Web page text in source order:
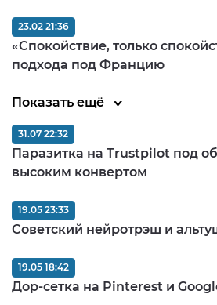
«Спокойствие, только
подхода под Францию
23.02 21:36
Показать ещё
Паразитка на Trustpilot под
высоким конвертом
31.07 22:32
Советский нейротрэш и
19.05 23:33
Дор-сетка на Pinterest и
19.05 18:42